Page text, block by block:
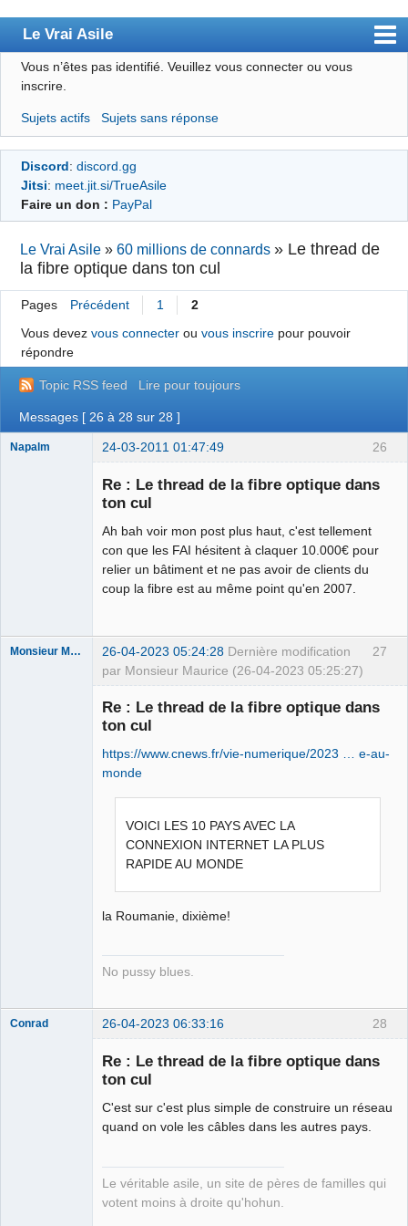
Le Vrai Asile
Accueil
Forum
Membres
Règles
S’inscrire
Connexion
Vous n’êtes pas identifié. Veuillez vous connecter ou vous
inscrire.
Sujets actifs Sujets sans réponse
Discord: discord.gg
Jitsi: meet.jit.si/TrueAsile
Faire un don : PayPal
Le Vrai Asile »60 millions de connards » Le thread de
la fibre optique dans ton cul
Pages Précédent 1
2
Vous devez vous connecterou vous inscrirepour pouvoir
répondre
Topic RSS feed Lire pour toujours
Messages [ 26 à 28 sur 28 ]
26
Napalm 24-03-2011 01:47:49
Re : Le thread de la fibre optique dans
ton cul
Ah bah voir mon post plus haut, c'est tellement
con que les FAI hésitent à claquer 10.000€ pour
relier un bâtiment et ne pas avoir de clients du
coup la fibre est au même point qu'en 2007.
27
Monsieur Maurice 26-04-2023 05:24:28 Dernière modification
par Monsieur Maurice (26-04-2023 05:25:27)
Re : Le thread de la fibre optique dans
ton cul
https://www.cnews.fr/vie-numerique/2023 … e-au-
monde
VOICI LES 10 PAYS AVEC LA
CONNEXION INTERNET LA PLUS
RAPIDE AU MONDE
la Roumanie, dixième!
No pussy blues.
28
Conrad 26-04-2023 06:33:16
Re : Le thread de la fibre optique dans
ton cul
C'est sur c'est plus simple de construire un réseau
quand on vole les câbles dans les autres pays.
Le véritable asile, un site de pères de familles qui
votent moins à droite qu'hohun.